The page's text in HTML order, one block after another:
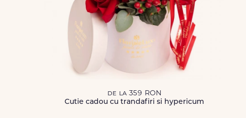
de la 359 RON
Cutie cadou cu trandafiri si hypericum